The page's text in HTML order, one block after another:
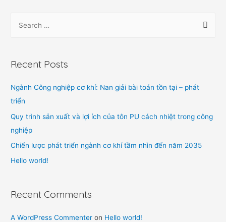
Recent Posts
Ngành Công nghiệp cơ khí: Nan giải bài toán tồn tại – phát
triển
Quy trình sản xuất và lợi ích của tôn PU cách nhiệt trong công
nghiệp
Chiến lược phát triển ngành cơ khí tầm nhìn đến năm 2035
Hello world!
Recent Comments
A WordPress Commenter on Hello world!